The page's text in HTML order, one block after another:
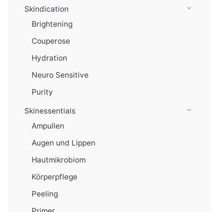
Skindication
Brightening
Couperose
Hydration
Neuro Sensitive
Purity
Skinessentials
Ampullen
Augen und Lippen
Hautmikrobiom
Körperpflege
Peeling